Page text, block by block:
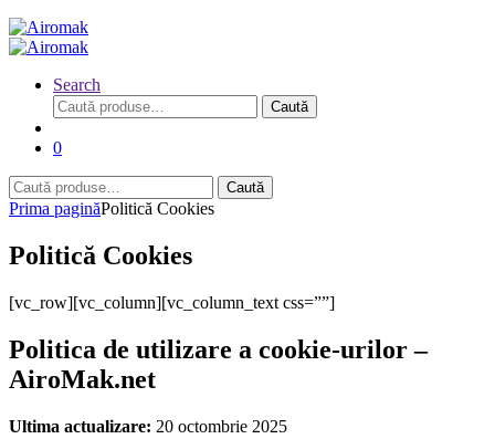
Search
Caută
după:
Caută
0
Caută
după:
Caută
Prima paginăPolitică Cookies
Politică Cookies
[vc_row][vc_column][vc_column_text css=””]
Politica de utilizare a cookie-urilor –
AiroMak.net
Ultima actualizare: 20 octombrie 2025